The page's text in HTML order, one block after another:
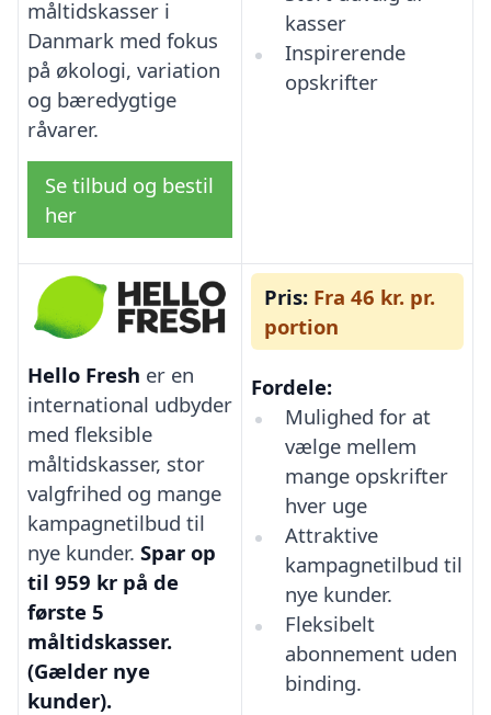
måltidskasser i
Danmark med fokus
på økologi, variation
og bæredygtige
råvarer.
Se tilbud og bestil
her
kasser
Inspirerende
opskrifter
Hello Fresh er en
international udbyder
med fleksible
måltidskasser, stor
valgfrihed og mange
kampagnetilbud til
nye kunder. Spar op
til 959 kr på de
første 5
måltidskasser.
(Gælder nye
kunder).
Pris: Fra 46 kr. pr.
portion
Fordele:
Mulighed for at
vælge mellem
mange opskrifter
hver uge
Attraktive
kampagnetilbud til
nye kunder.
Fleksibelt
abonnement uden
binding.